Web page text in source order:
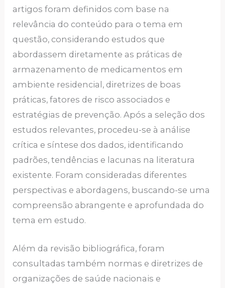
artigos foram definidos com base na
relevância do conteúdo para o tema em
questão, considerando estudos que
abordassem diretamente as práticas de
armazenamento de medicamentos em
ambiente residencial, diretrizes de boas
práticas, fatores de risco associados e
estratégias de prevenção. Após a seleção dos
estudos relevantes, procedeu-se à análise
crítica e síntese dos dados, identificando
padrões, tendências e lacunas na literatura
existente. Foram consideradas diferentes
perspectivas e abordagens, buscando-se uma
compreensão abrangente e aprofundada do
tema em estudo.
Além da revisão bibliográfica, foram
consultadas também normas e diretrizes de
organizações de saúde nacionais e